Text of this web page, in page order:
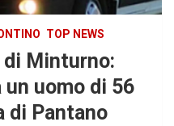
TOP NEWS
di Minturno:
uomo di 56
di Pantano